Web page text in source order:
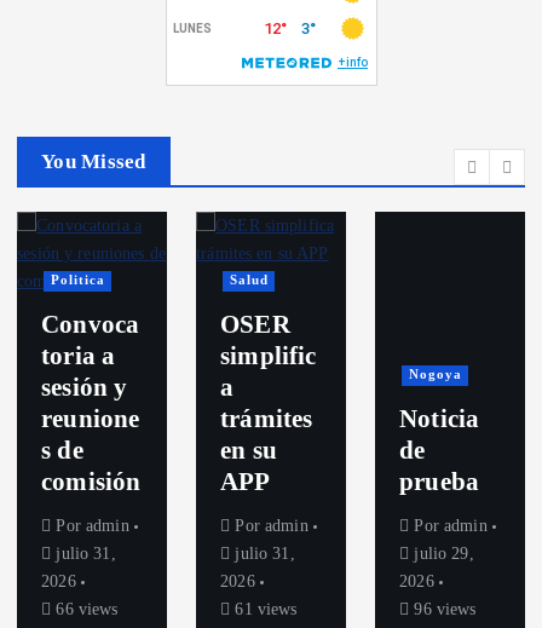
You Missed
Politica
Convoca
toria a
sesión y
reunione
s de
comisión
Por admin
julio 31,
2026
66 views
Salud
OSER
simplific
a
trámites
en su
APP
Por admin
julio 31,
2026
61 views
Nogoya
Noticia
de
prueba
Por admin
julio 29,
2026
96 views